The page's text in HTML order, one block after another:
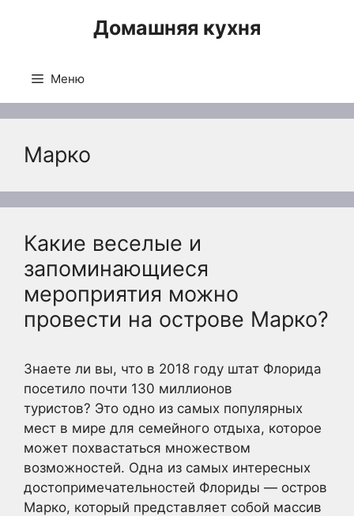
Домашняя кухня
Меню
Марко
Какие веселые и
запоминающиеся
мероприятия можно
провести на острове Марко?
Знаете ли вы, что в 2018 году штат Флорида
посетило почти 130 миллионов
туристов? Это одно из самых популярных
мест в мире для семейного отдыха, которое
может похвастаться множеством
возможностей. Одна из самых интересных
достопримечательностей Флориды — остров
Марко, который представляет собой массив